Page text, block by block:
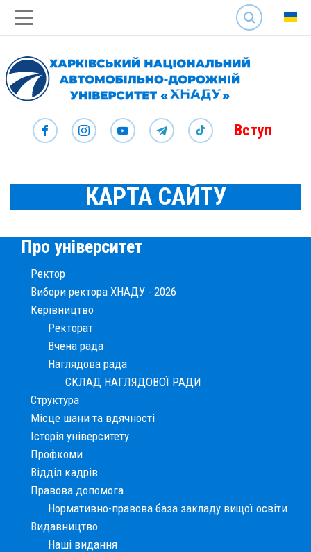
SEARCH
Вступ
КАРТА САЙТУ
Про університет
Ректор
Вибори ректора ХНАДУ - 2026
Керівництво
Ректорат
Вчена рада
Наглядова рада
СКЛАД НАГЛЯДОВОЇ РАДИ
Структура
Місце шани та вдячності
Історія університету
Профкоми
Відділ кадрів
Правова допомога
Нормативно-правова база закладу вищої освіти
Видавництво
Наші видання